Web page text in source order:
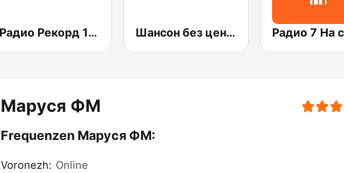
Радио Рекорд 101.9 (Radio Record) Шансон без цензуры (Shanson bez cenzury)
Маруся ФМ
Frequenzen Маруся ФМ:
Voronezh: Online